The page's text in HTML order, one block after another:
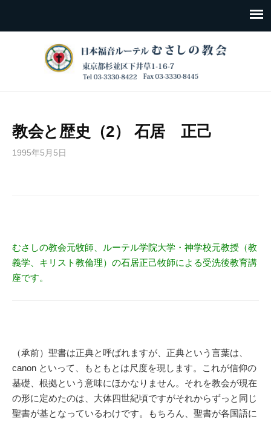
教会と歴史（2） 石居 正己
1995年5月5日
むさしの教会元牧師、ルーテル学院大学・神学校元教授（教
義学、キリスト教倫理）の石居正己牧師による受洗後教育講
座です。
（承前）聖書は正典と呼ばれますが、正典という言葉は、
canon といって、もともとは尺度を現します。これが信仰の
基礎、根拠という意味にほかなりません。それを教会が現在
の形に定めたのは、大体四世紀頃ですがそれからずっと同じ
聖書が基となっているわけです。もちろん、聖書が各国語に